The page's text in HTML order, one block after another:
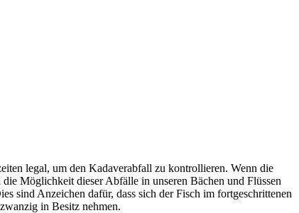
legal, um den Kadaverabfall zu kontrollieren. Wenn die
Möglichkeit dieser Abfälle in unseren Bächen und Flüssen
sind Anzeichen dafür, dass sich der Fisch im fortgeschrittenen
in Besitz nehmen.